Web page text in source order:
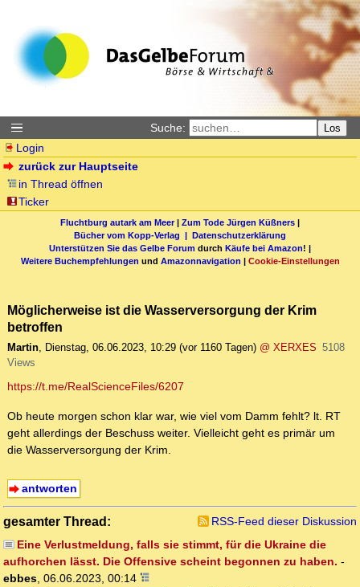
Suche: Los
Login
zurück zur Hauptseite
in Thread öffnen
Ticker
Fluchtburg autark am Meer| Zum Tode Jürgen Küßners |
Bücher vom Kopp-Verlag | Datenschutzerklärung
Unterstützen Sie das Gelbe Forum durch Käufe bei Amazon! |
Weitere Buchempfehlungen und Amazonnavigation | Cookie-Einstellungen
Möglicherweise ist die Wasserversorgung der Krim
betroffen
Martin, Dienstag, 06.06.2023, 10:29 (vor 1160 Tagen) @ XERXES 5108
Views
https://t.me/RealScienceFiles/6207
Ob heute morgen schon klar war, wie viel vom Damm fehlt? lt. RT
geht allerdings der Beschuss weiter. Vielleicht geht es primär um
die Wasserversorgung der Krim.
antworten
gesamter Thread:
RSS-Feed dieser Diskussion
Eine Verlustmeldung, falls sie stimmt, für die Ukraine die
aufhorchen lässt. Die Offensive scheint begonnen zu haben. -
ebbes, 06.06.2023, 00:14